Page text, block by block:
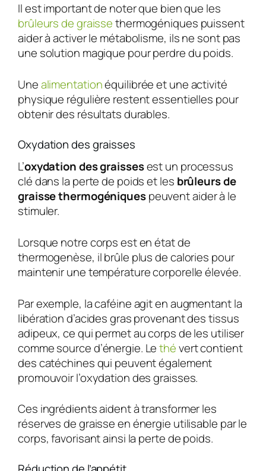
Il est important de noter que bien que les
brûleurs de graissethermogéniques puissent
aider à activer le métabolisme, ils ne sont pas
une solution magique pour perdre du poids.
Unealimentationéquilibrée et une activité
physique régulière restent essentielles pour
obtenir des résultats durables.
Oxydation des graisses
L’oxydation des graissesest un processus
clé dans la perte de poids et les brûleurs de
graisse thermogéniquespeuvent aider à le
stimuler.
Lorsque notre corps est en état de
thermogenèse, il brûle plus de calories pour
maintenir une température corporelle élevée.
Par exemple, la caféine agit en augmentant la
libération d’acides gras provenant des tissus
adipeux, ce qui permet au corps de les utiliser
comme source d’énergie. Lethévert contient
des catéchines qui peuvent également
promouvoir l’oxydation des graisses.
Ces ingrédients aident à transformer les
réserves de graisse en énergie utilisable par le
corps, favorisant ainsi la perte de poids.